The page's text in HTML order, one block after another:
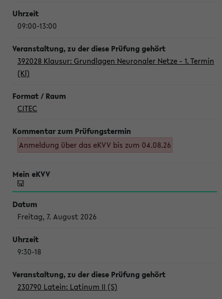
09:00-13:00
392028 Klausur: Grundlagen Neuronaler Netze - 1. Termin
(Kl)
CITEC
Anmeldung über das eKVV bis zum 04.08.26
Freitag, 7. August 2026
9:30-18
230790 Latein: Latinum II (S)